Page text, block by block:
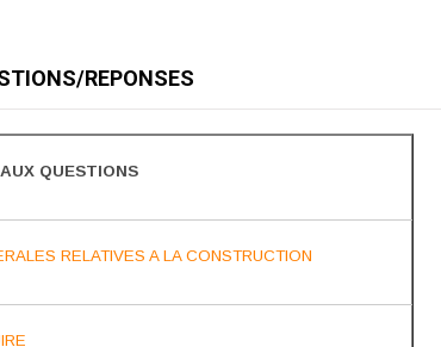
REPONSES
QUESTIONS
RELATIVES A LA CONSTRUCTION